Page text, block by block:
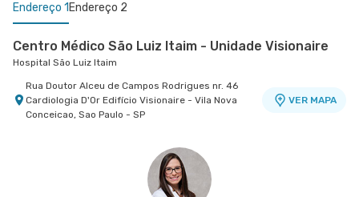
Endereço 1 Endereço 2
Centro Médico São Luiz Itaim - Unidade Visionaire
Hospital São Luiz Itaim
Rua Doutor Alceu de Campos Rodrigues nr. 46
Cardiologia D'Or Edifício Visionaire - Vila Nova
Conceicao, Sao Paulo - SP
VER MAPA
Avenida Presidente Juscelino Kubitschek nr. 180
- Vila Nova Conceicao, Sao Paulo - SP